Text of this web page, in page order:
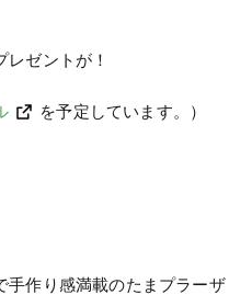
ゼントが！
を予定しています。）
手作り感満載のたまプラーザ